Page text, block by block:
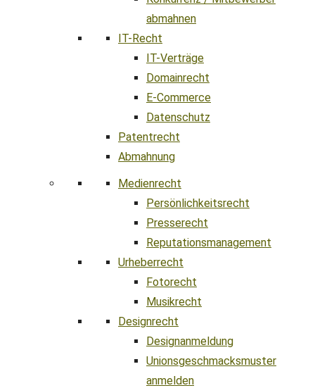
abmahnen
IT-Recht
IT-Verträge
Domainrecht
E-Commerce
Datenschutz
Patentrecht
Abmahnung
Medienrecht
Persönlichkeitsrecht
Presserecht
Reputationsmanagement
Urheberrecht
Fotorecht
Musikrecht
Designrecht
Designanmeldung
Unionsgeschmacksmuster
anmelden